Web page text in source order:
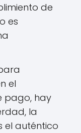
de
es
el
pago, hay
la
el auténtico